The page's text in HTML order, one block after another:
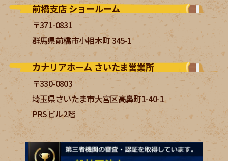
前橋支店 ショールーム
〒371-0831
群馬県前橋市小相木町 345-1
カナリアホーム さいたま営業所
〒330-0803
埼玉県さいたま市大宮区高鼻町1-40-1
PRSビル2階